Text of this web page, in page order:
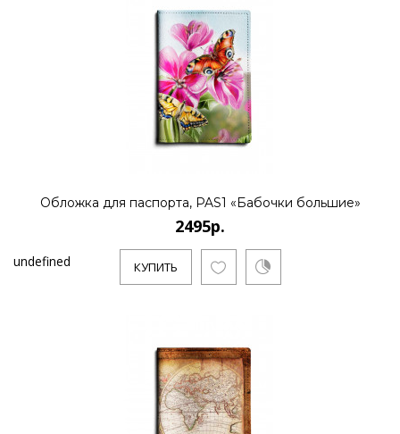
Обложка для паспорта, PAS1 «Бабочки большие»
2495р.
КУПИТЬ
undefined